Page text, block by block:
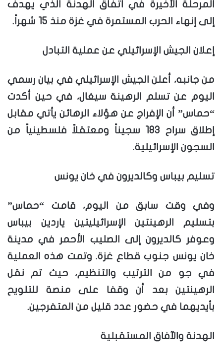
المرحلة الأخيرة في اتفاق الهدنة الذي يهدف
إلى إنهاء الحرب المستمرة في غزة منذ 15 شهراً.
إعلان الجيش الإسرائيلي عن عملية التبادل
من جانبه، أعلن الجيش الإسرائيلي في بيان رسمي
اليوم عن تسلم الرهينة سيغال، في حين أكدت
“حماس” أن الإفراج عن هؤلاء الرهائن يأتي مقابل
إطلاق سراح 183 سجيناً ومعتقلاً فلسطينياً من
السجون الإسرائيلية.
تسليم بيباس وكالديرون في خان يونس
وفي وقت سابق من اليوم، قامت “حماس”
بتسليم الرهينتين الإسرائيليتين ياردين بيباس
وعوفر كالديرون إلى الصليب الأحمر في مدينة
خان يونس جنوب قطاع غزة. وتمت هذه العملية
في جو من الترتيب والتنظيم، حيث تم نقل
الرهينتين بعد أن وقفا على منصة للتلويح
بأيديهما في حضور عدد قليل من المتفرجين.
الهدنة والآفاق المستقبلية